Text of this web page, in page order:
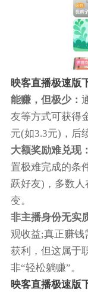
映客直播极速版
能赚，但极少‌：
友等方式可获得
元(如3.3元)，后
‌大额奖励难兑现‌：
置极难完成的条
跃好友)，多数
变。
非主播身份无实
观收益;真正赚
获利，但这属于
非“轻松躺赚”。‌‌
映客直播极速版